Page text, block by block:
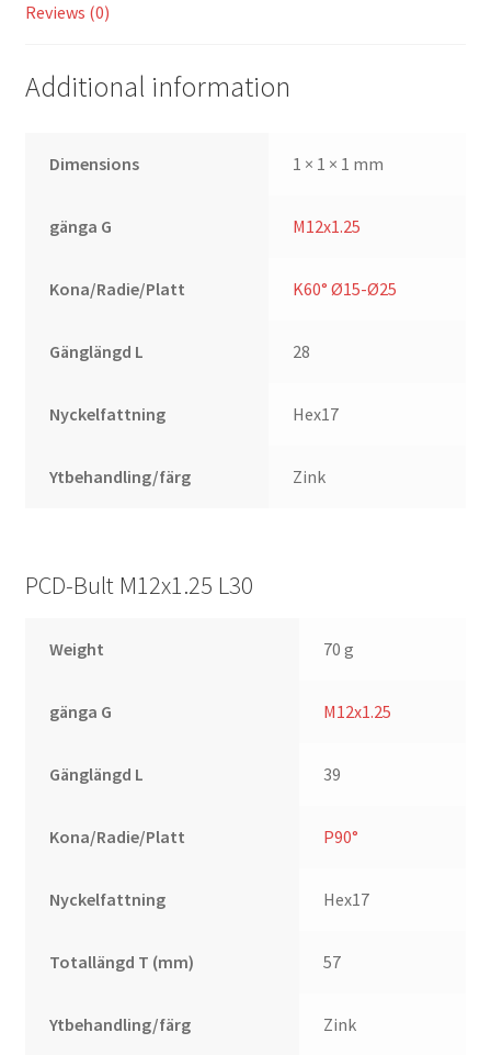
Reviews (0)
Additional information
Dimensions 1 × 1 × 1 mm
gänga G M12x1.25
Kona/Radie/Platt K60° Ø15-Ø25
Gänglängd L 28
Nyckelfattning Hex17
Ytbehandling/färg Zink
PCD-Bult M12x1.25 L30
Weight 70 g
gänga G M12x1.25
Gänglängd L 39
Kona/Radie/Platt P90°
Nyckelfattning Hex17
Totallängd T (mm) 57
Ytbehandling/färg Zink